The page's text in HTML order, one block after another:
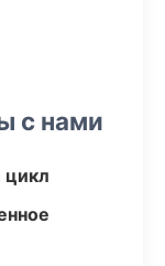
с нами
цикл